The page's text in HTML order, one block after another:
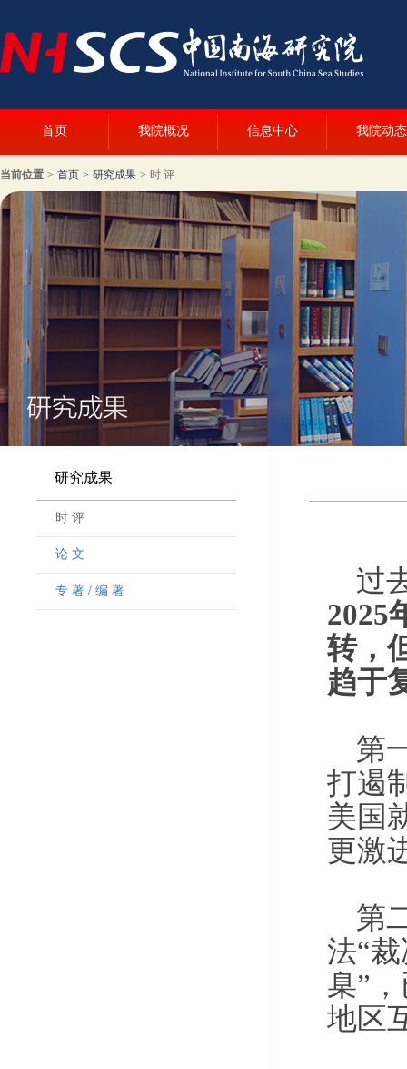
首页 我院概况 信息中心 我院动态
当前位置 > 首页 > 研究成果 > 时 评
研究成果
时 评
论 文
专 著 / 编 著
过
2025
转，
趋于
第
打遏
美国
更激
第
法“
臬”
地区